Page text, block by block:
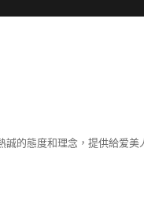
的態度和理念，提供給爱